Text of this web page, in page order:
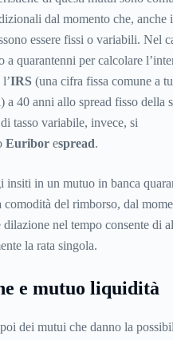
dal momento che, anche
essere fissi o variabili. Nel
a quarantenni per calcolare
IRS (una cifra fissa comune a
a 40 anni allo spread fisso della
tasso variabile, invece, si
Euribor espread.
insiti in un mutuo in banca
comodità del rimborso, dal
dilazione nel tempo consente di
la rata singola.
e mutuo liquidità
dei mutui che danno la